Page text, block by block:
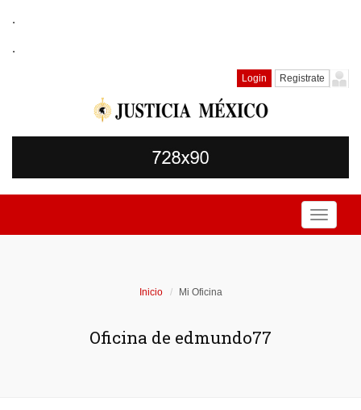
.
.
Login Registrate
Toggle
Inicio Mi Oficina
Oficina de edmundo77